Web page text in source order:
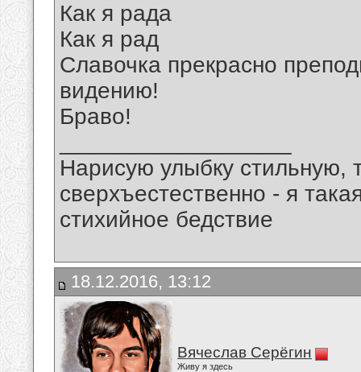
Как я рада
Как я рад
Славочка прекрасно
видению!
Браво!
Нарисую улыбку стильную,
сверхъестественно - я
стихийное бедствие
18.12.2016, 13:12
Вячеслав Серёгин
Живу я здесь